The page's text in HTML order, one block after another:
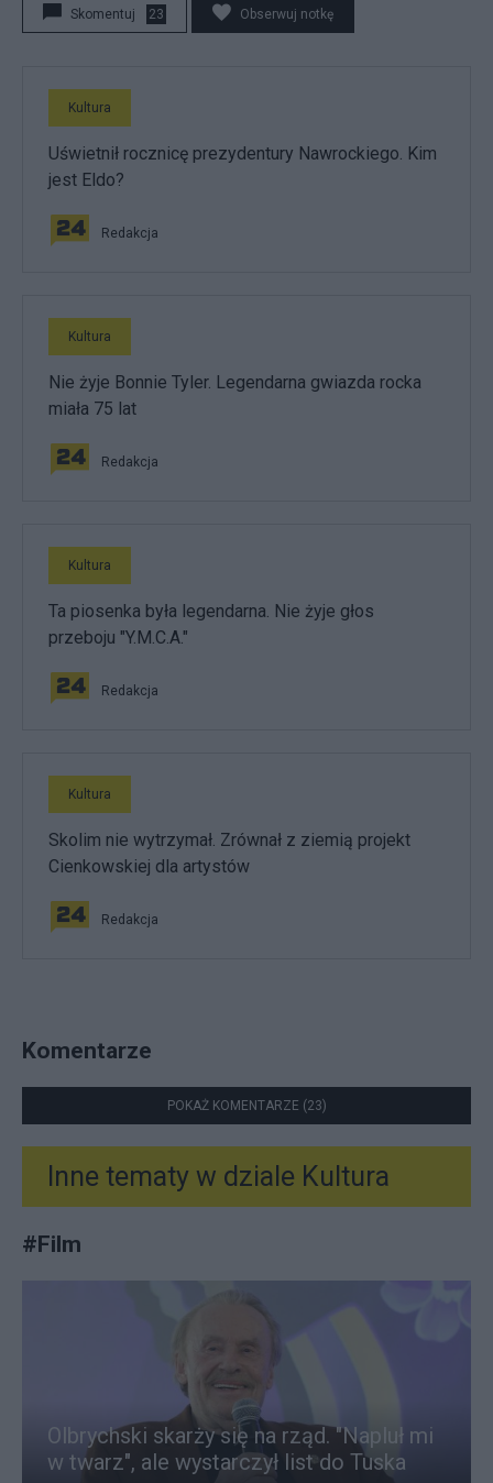
Skomentuj 23 Obserwuj notkę
Kultura
Uświetnił rocznicę prezydentury Nawrockiego. Kim
jest Eldo?
Redakcja
Kultura
Nie żyje Bonnie Tyler. Legendarna gwiazda rocka
miała 75 lat
Redakcja
Kultura
Ta piosenka była legendarna. Nie żyje głos
przeboju "Y.M.C.A."
Redakcja
Kultura
Skolim nie wytrzymał. Zrównał z ziemią projekt
Cienkowskiej dla artystów
Redakcja
Komentarze
POKAŻ KOMENTARZE (23)
Inne tematy w dziale Kultura
#Film
Olbrychski skarży się na rząd. "Napluł mi
w twarz", ale wystarczył list do Tuska